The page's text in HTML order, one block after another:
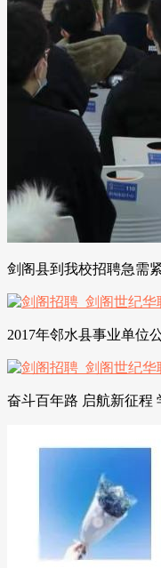
剑阁县到我校招聘急需
2017年邻水县事业单位
奋斗百年路 启航新征